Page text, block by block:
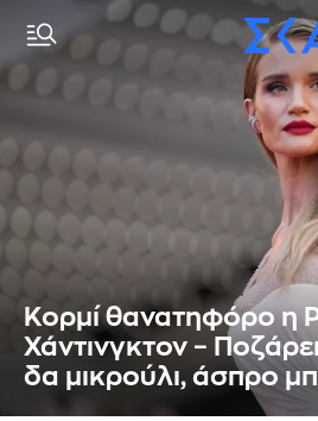
Κορμί θανατηφόρο η
Χάντινγκτον –
δα μικρούλι, άσπρο